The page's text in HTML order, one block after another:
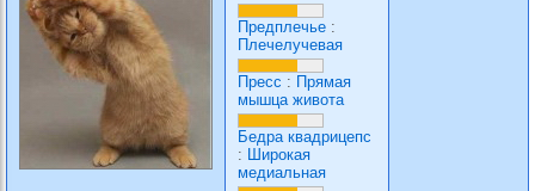
Предплечье :
Плечелучевая
Пресс : Прямая
мышца живота
Бедра квадрицепс
: Широкая
медиальная